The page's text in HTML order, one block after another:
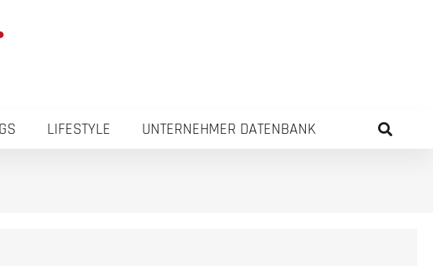
LIFESTYLE UNTERNEHMER DATENBANK